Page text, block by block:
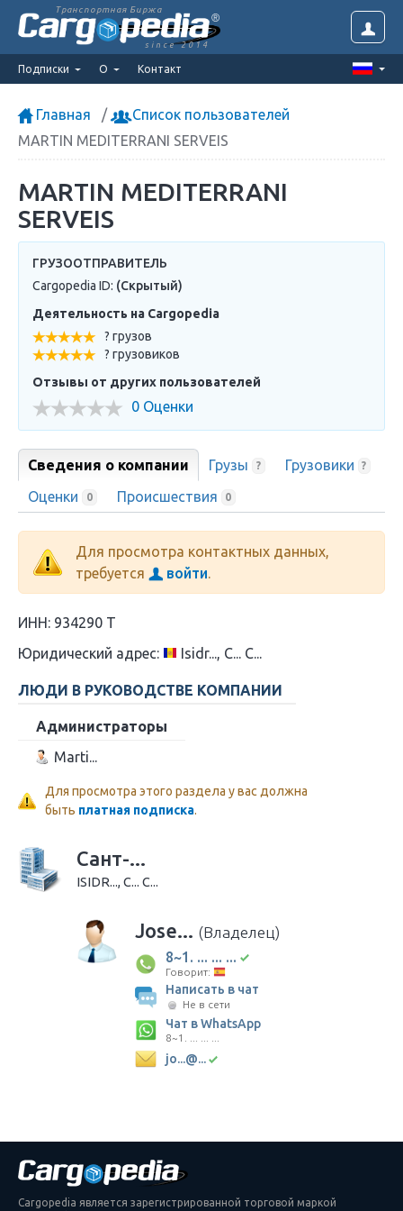
Транспортная Биржа
since 2014
Подписки О Контакт
Главная
Список пользователей
MARTIN MEDITERRANI SERVEIS
MARTIN MEDITERRANI
SERVEIS
ГРУЗООТПРАВИТЕЛЬ
Cargopedia ID: (Скрытый)
Деятельность на Cargopedia
? грузов
? грузовиков
Отзывы от других пользователей
0 Оценки
Сведения о компании Грузы ? Грузовики ?
Оценки 0 Происшествия 0
Для просмотра контактных данных,
требуется
войти
ИНН: 934290 T
Юридический адрес:
Isidr..., С... С...
ЛЮДИ В РУКОВОДСТВЕ КОМПАНИИ
Администраторы
Marti...
Для просмотра этого раздела у вас должна
быть платная подписка.
Сант-...
ISIDR..., С... С...
Jose... (Владелец)
8~1. ... ... ...
Говорит:
Написать в чат
Не в сети
Чат в WhatsApp
8~1. ... ... ...
jo...@...
Cargopedia является зарегистрированной торговой маркой